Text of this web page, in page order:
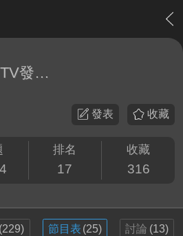
TV發展討論區
台灣UHD TV發展討論區
收藏
發表
排名
17
收藏
316
(229) 節目表 (25) 討論 (13)